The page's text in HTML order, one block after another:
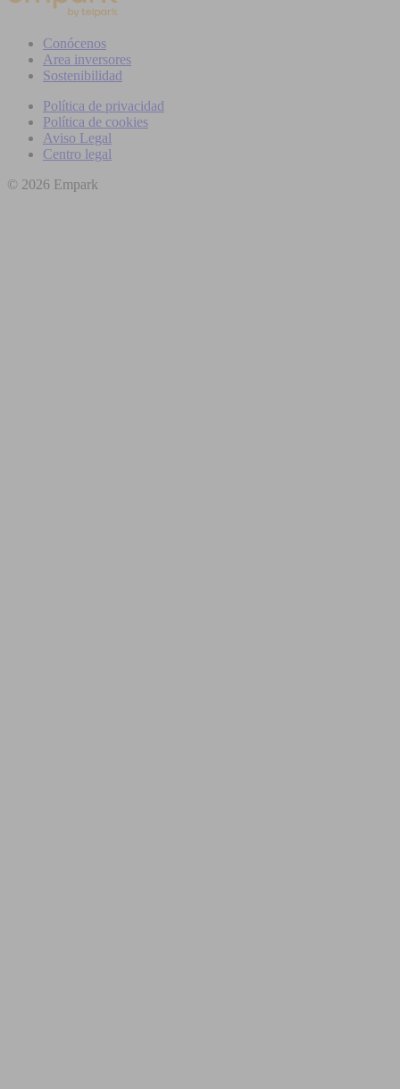
Conócenos
Area inversores
Sostenibilidad
Política de privacidad
Política de cookies
Aviso Legal
Centro legal
© 2026 Empark